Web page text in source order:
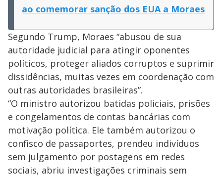
ao comemorar sanção dos EUA a Moraes
Segundo Trump, Moraes “abusou de sua
autoridade judicial para atingir oponentes
políticos, proteger aliados corruptos e suprimir
dissidências, muitas vezes em coordenação com
outras autoridades brasileiras”.
“O ministro autorizou batidas policiais, prisões
e congelamentos de contas bancárias com
motivação política. Ele também autorizou o
confisco de passaportes, prendeu indivíduos
sem julgamento por postagens em redes
sociais, abriu investigações criminais sem